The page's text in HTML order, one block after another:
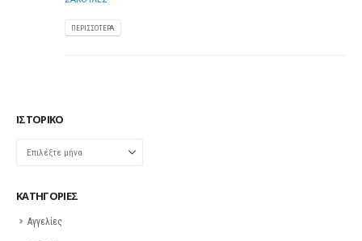
ΠΕΡΙΣΣΌΤΕΡΑ
ΙΣΤΟΡΙΚΌ
KΑΤΗΓΟΡΊΕΣ
Αγγελίες